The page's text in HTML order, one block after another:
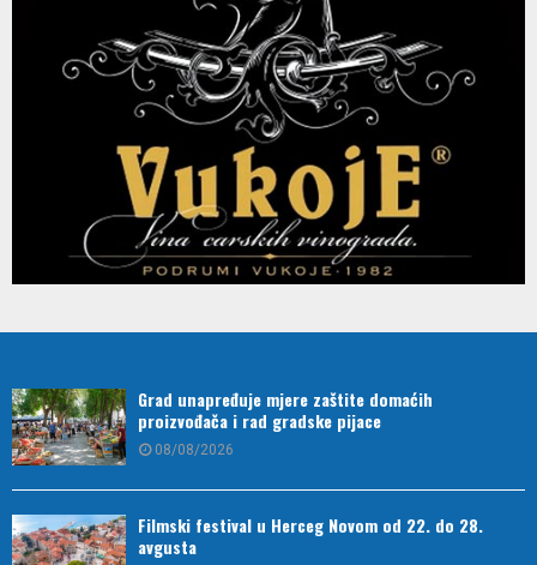
Grad unapređuje mjere zaštite domaćih
proizvođača i rad gradske pijace
08/08/2026
Filmski festival u Herceg Novom od 22. do 28.
avgusta